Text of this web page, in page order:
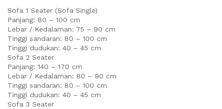
Sofa 1 Seater (Sofa Single)
Panjang: 80 – 100 cm
Lebar / Kedalaman: 75 – 90 cm
Tinggi sandaran: 80 – 100 cm
Tinggi dudukan: 40 – 45 cm
Sofa 2 Seater
Panjang: 140 – 170 cm
Lebar / Kedalaman: 80 – 90 cm
Tinggi sandaran: 80 – 100 cm
Tinggi dudukan: 40 – 45 cm
Sofa 3 Seater